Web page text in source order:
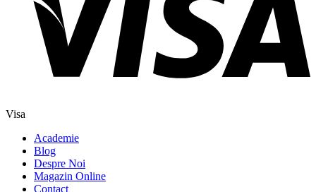
Visa
Academie
Blog
Despre Noi
Magazin Online
Contact